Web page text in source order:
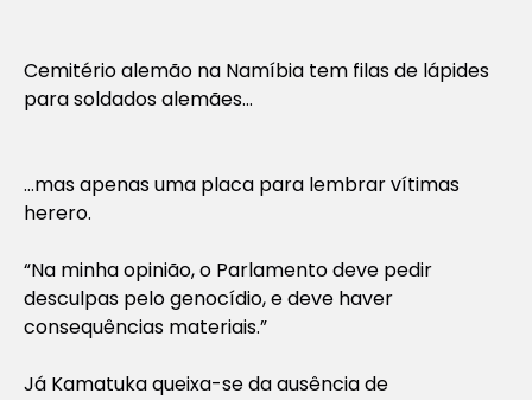
Cemitério alemão na Namíbia tem filas de lápides
para soldados alemães…
…mas apenas uma placa para lembrar vítimas
herero.
“Na minha opinião, o Parlamento deve pedir
desculpas pelo genocídio, e deve haver
consequências materiais.”
Já Kamatuka queixa-se da ausência de